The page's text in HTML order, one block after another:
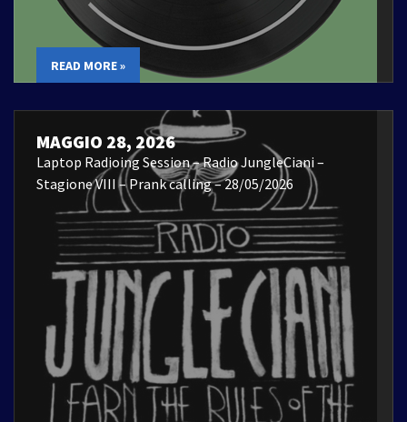
READ MORE »
MAGGIO 28, 2026
Laptop Radioing Session – Radio JungleCiani –
Stagione VIII – Prank calling – 28/05/2026